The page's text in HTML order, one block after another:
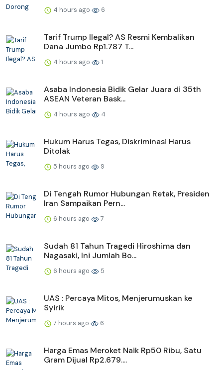
4 hours ago 6
Tarif Trump Ilegal? AS Resmi Kembalikan
Dana Jumbo Rp1.787 T...
4 hours ago 1
Asaba Indonesia Bidik Gelar Juara di 35th
ASEAN Veteran Bask...
4 hours ago 4
Hukum Harus Tegas, Diskriminasi Harus
Ditolak
5 hours ago 9
Di Tengah Rumor Hubungan Retak, Presiden
Iran Sampaikan Pern...
6 hours ago 7
Sudah 81 Tahun Tragedi Hiroshima dan
Nagasaki, Ini Jumlah Bo...
6 hours ago 5
UAS : Percaya Mitos, Menjerumuskan ke
Syirik
7 hours ago 6
Harga Emas Meroket Naik Rp50 Ribu, Satu
Gram Dijual Rp2.679....